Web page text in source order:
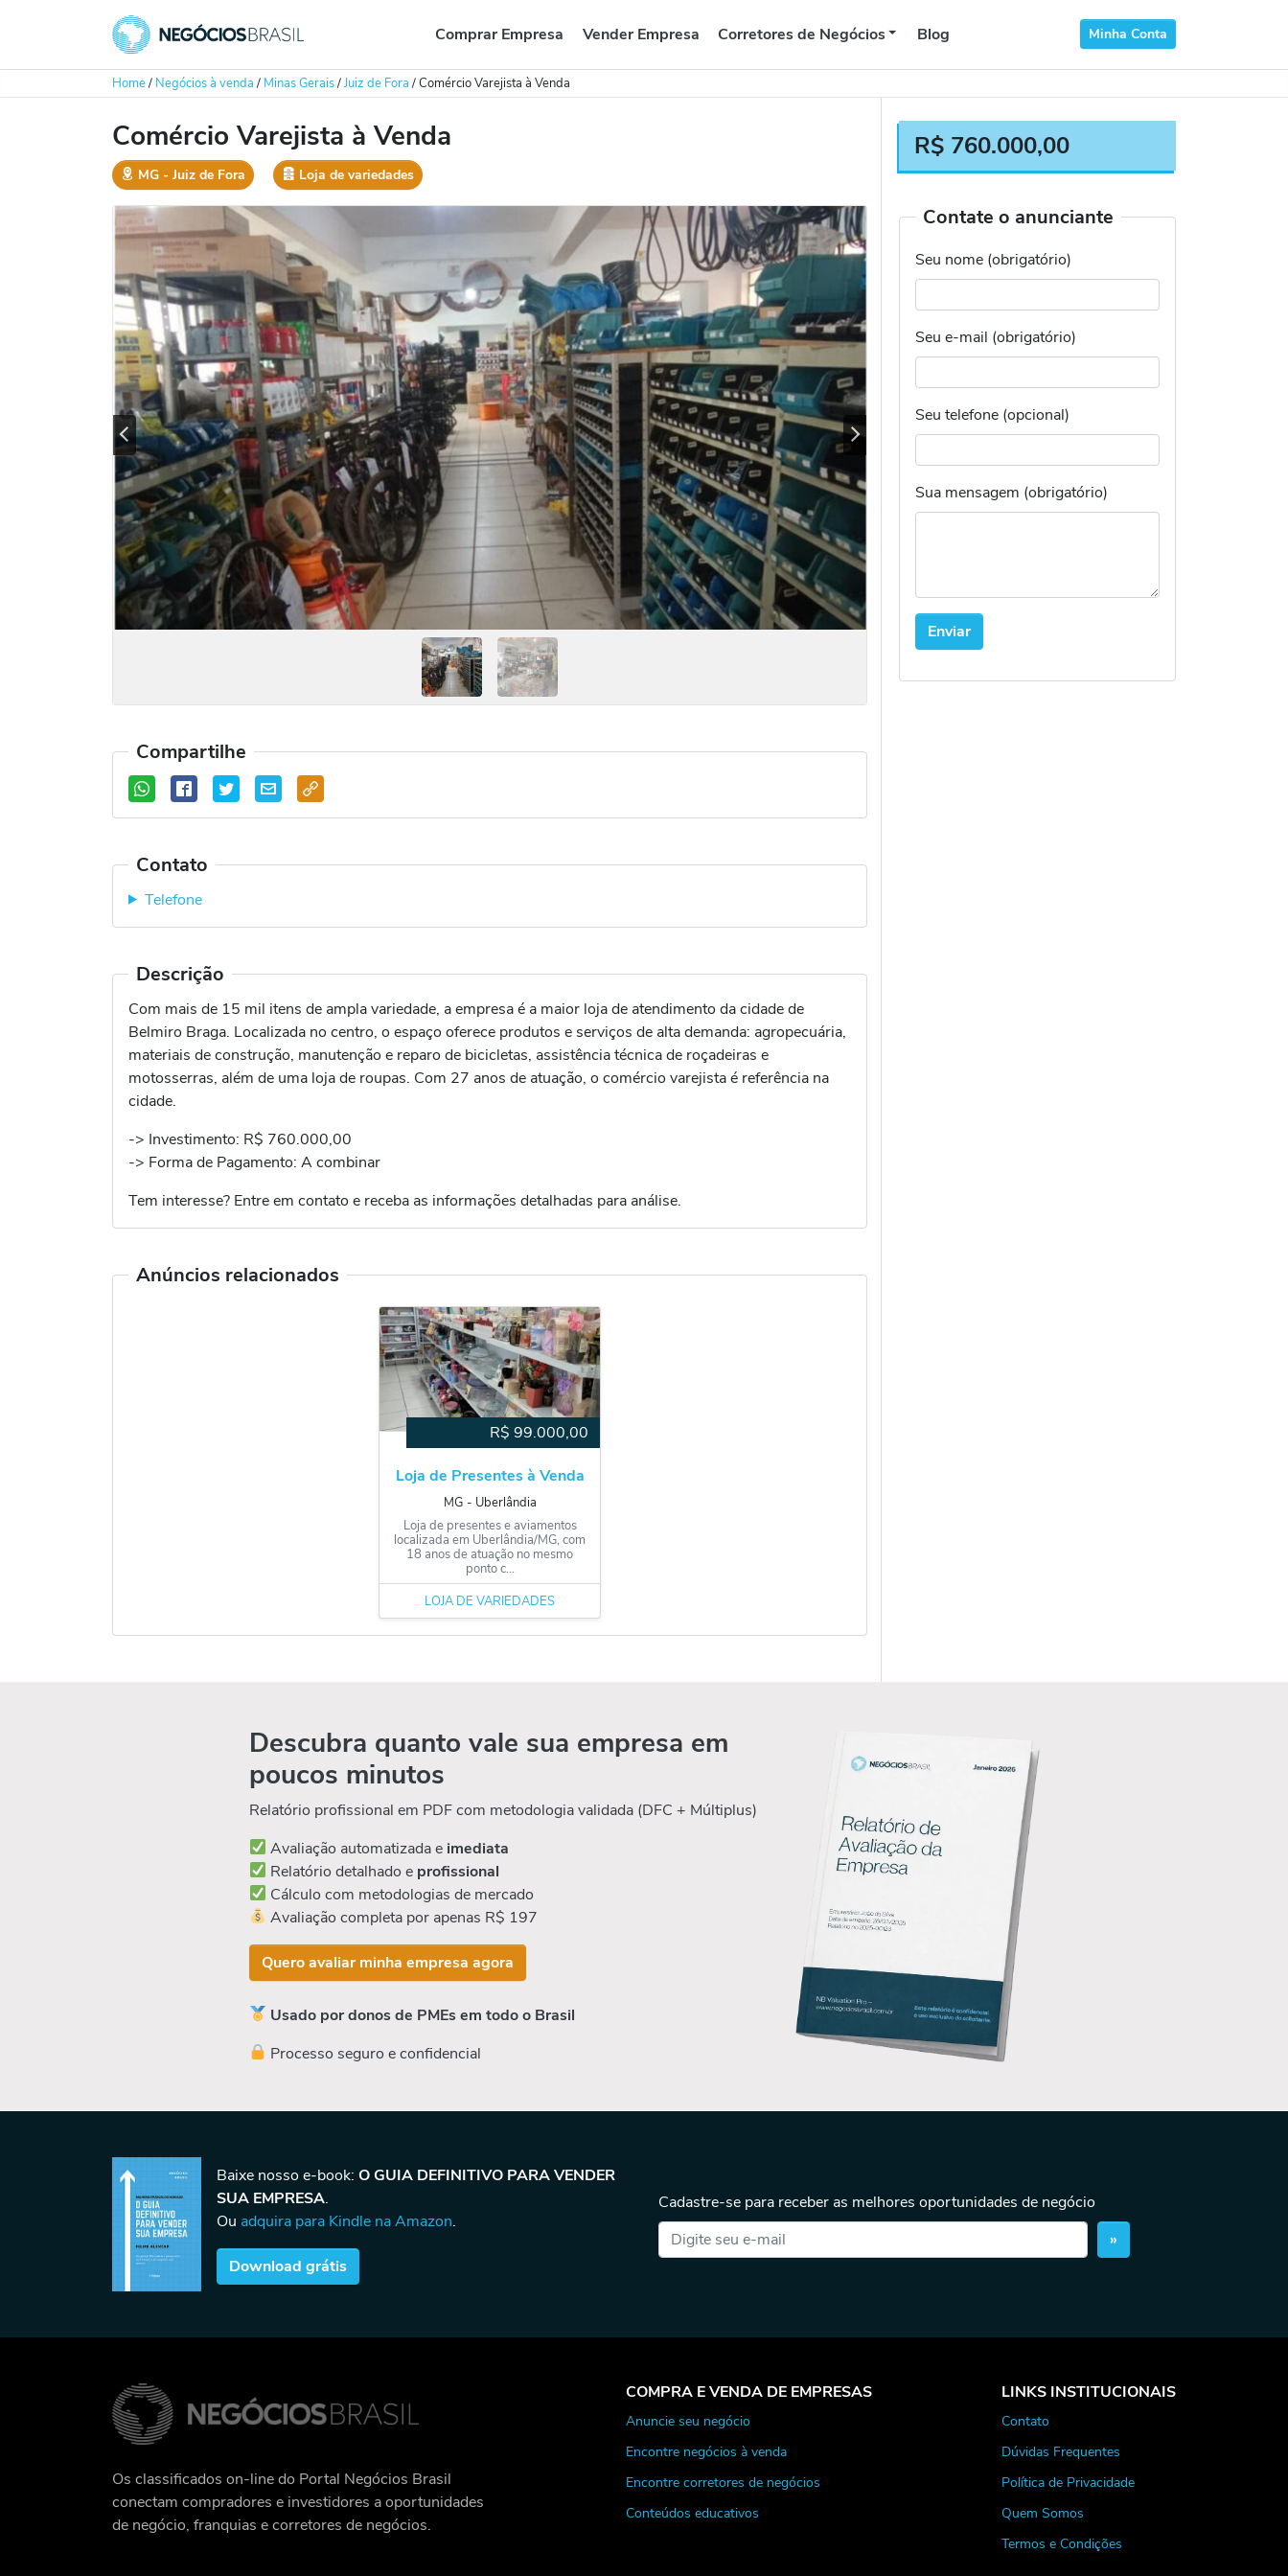
Comprar Empresa Vender Empresa Corretores de Negócios Blog Minha Conta
Home/ Negócios à venda/ Minas Gerais/Juiz de Fora/Comércio Varejista à Venda
Comércio Varejista à Venda
MG ‐ Juiz de Fora Loja de variedades
Previous Seguinte
Compartilhe
Contato
Telefone
Descrição
Com mais de 15 mil itens de ampla variedade, a empresa é a maior loja de atendimento da cidade de
Belmiro Braga. Localizada no centro, o espaço oferece produtos e serviços de alta demanda: agropecuária,
materiais de construção, manutenção e reparo de bicicletas, assistência técnica de roçadeiras e
motosserras, além de uma loja de roupas. Com 27 anos de atuação, o comércio varejista é referência na
cidade.
-> Investimento: R$ 760.000,00
-> Forma de Pagamento: A combinar
Tem interesse? Entre em contato e receba as informações detalhadas para análise.
Anúncios relacionados
R$ 99.000,00
Loja de Presentes à Venda
MG ‐ Uberlândia
Loja de presentes e aviamentos
localizada em Uberlândia/MG, com
18 anos de atuação no mesmo
ponto c...
LOJA DE VARIEDADES
R$ 760.000,00
Contate o anunciante
Seu nome (obrigatório)
Seu e-mail (obrigatório)
Seu telefone (opcional)
Sua mensagem (obrigatório)
Descubra quanto vale sua empresa em
poucos minutos
Relatório profissional em PDF com metodologia validada (DFC + Múltiplus)
Avaliação automatizada e imediata
Relatório detalhado e profissional
Cálculo com metodologias de mercado
Avaliação completa por apenas R$ 197
Quero avaliar minha empresa agora
Usado por donos de PMEs em todo o Brasil
Processo seguro e confidencial
Baixe nosso e-book: O GUIA DEFINITIVO PARA VENDER
SUA EMPRESA.
Ou adquira para Kindle na Amazon.
Download grátis
Cadastre-se para receber as melhores oportunidades de negócio
»
Os classificados on-line do Portal Negócios Brasil
conectam compradores e investidores a oportunidades
de negócio, franquias e corretores de negócios.
COMPRA E VENDA DE EMPRESAS
Anuncie seu negócio
Encontre negócios à venda
Encontre corretores de negócios
Conteúdos educativos
LINKS INSTITUCIONAIS
Contato
Dúvidas Frequentes
Política de Privacidade
Quem Somos
Termos e Condições